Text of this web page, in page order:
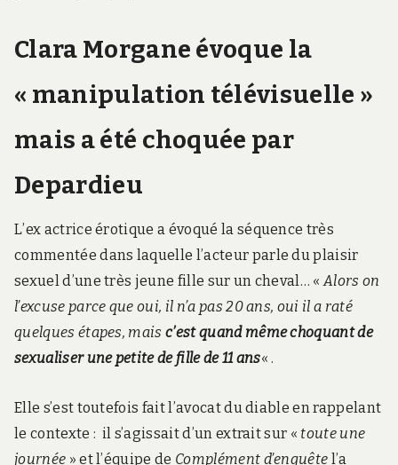
Clara Morgane évoque la
« manipulation télévisuelle »
mais a été choquée par
Depardieu
L’ex actrice érotique a évoqué la séquence très
commentée dans laquelle l’acteur parle du plaisir
sexueld’une très jeune fille sur un cheval… «Alors on
l’excuse parce que oui, il n’a pas 20 ans, oui il a raté
quelques étapes, maisc’est quand même choquant de
sexualiser une petite de fille de 11 ans« .
Elle s’est toutefois fait l’avocat du diable en rappelant
le contexte : il s’agissait d’un extrait sur «toute une
journée » et l’équipe de Complément d’enquête l’a